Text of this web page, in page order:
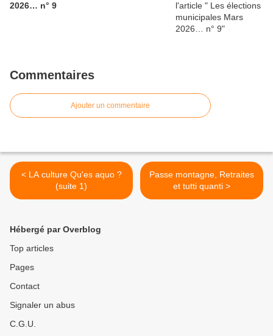
2026… n° 9
Commentaires
Ajouter un commentaire
< LA culture Qu'es aquo ?
(suite 1)
Passe montagne, Retraites
et tutti quanti >
Hébergé par Overblog
Top articles
Pages
Contact
Signaler un abus
C.G.U.